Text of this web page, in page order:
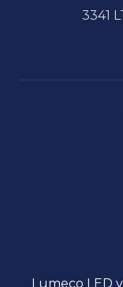
3341
Lumeco LED